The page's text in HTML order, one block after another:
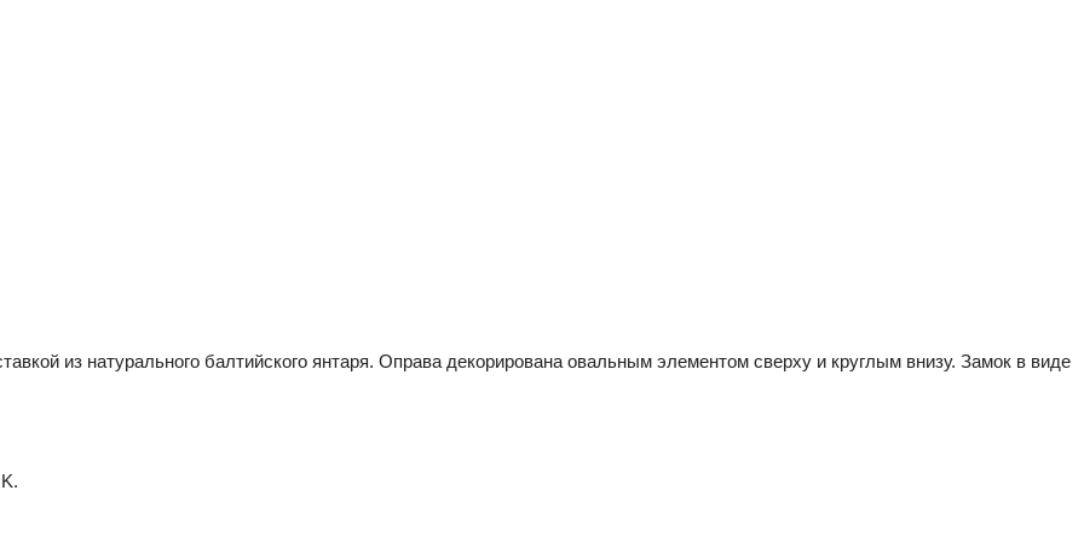
из натурального балтийского янтаря. Оправа декорирована овальным элементом сверху и круглым внизу. Замок в виде